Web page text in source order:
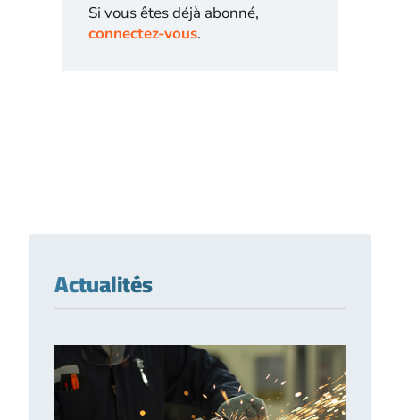
Si vous êtes déjà abonné,
connectez-vous.
Actualités